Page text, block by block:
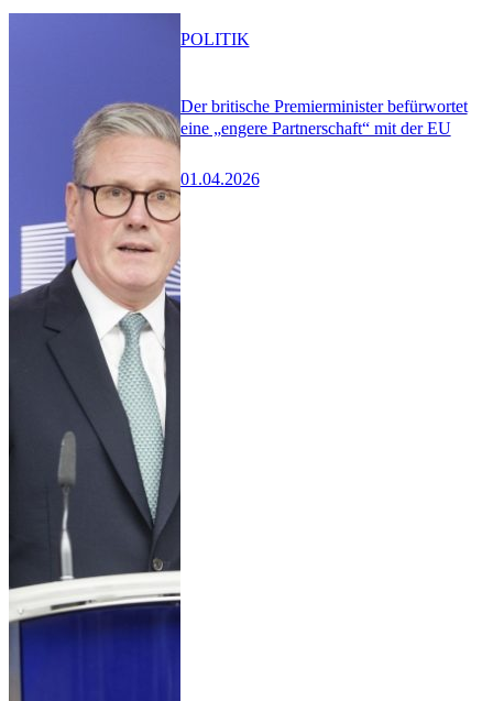
Der britische Premierminister befürwortet
eine „engere Partnerschaft“ mit der EU
01.04.2026
POLITIK